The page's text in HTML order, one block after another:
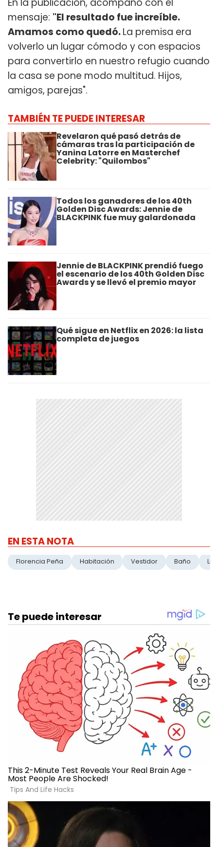
mensaje: "El resultado fue increíble.
Amamos como quedó.La premisa era
volverlo un lugar cómodo y con espacios
para convertirlo en nuestro refugio cuando
la casa se pone modo multitud. Hijos,
amigos, parejas".
TAMBIÉN TE PUEDE INTERESAR
Revelaron qué pasó detrás de
cámaras tras la participación de
Yanina Latorre en Masterchef
Celebrity: "Quilombos"
Todos los ganadores de los 40th
Golden Disc Awards: Jennie de
BLACKPINK fue muy galardonada
Jennie de BLACKPINK prendió fuego
el escenario de los 40th Golden Disc
Awards y se llevó el premio mayor
Qué sigue en Netflix en 2026: la lista
completa de juegos
EN ESTA NOTA
Florencia Peña Habitación Vestidor Baño